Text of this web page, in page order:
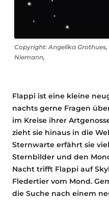
Copyright: Angelika
Niemann,
Flappi ist eine kleine
nachts gerne Fragen
im Kreise ihrer
zieht sie hinaus in die
Sternwarte erfährt sie
Sternbilder und den
Nacht trifft Flappi auf
Fledertier vom Mond.
die Suche nach einem